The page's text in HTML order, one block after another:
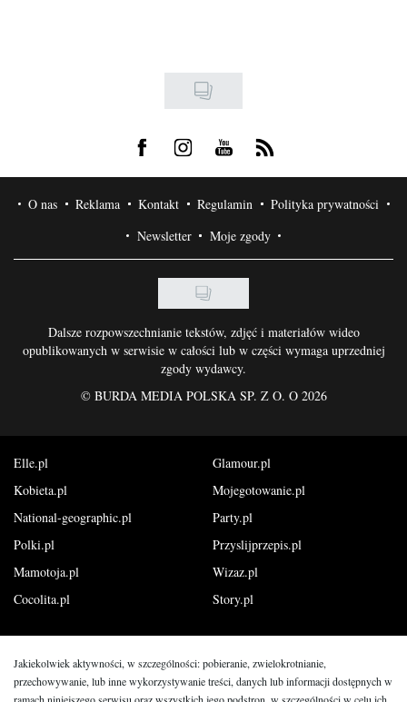
Visit us on Facebook
Visit us on Instagram
Visit us on Youtube
Visit us on Rss
O nas Reklama Kontakt Regulamin
Polityka prywatności
Newsletter
Moje zgody
Dalsze rozpowszechnianie tekstów, zdjęć i materiałów wideo
opublikowanych w serwisie w całości lub w części wymaga uprzedniej
zgody wydawcy.
©BURDA MEDIA POLSKA SP. Z O. O 2026
Elle.pl
Glamour.pl
Kobieta.pl
Mojegotowanie.pl
National-geographic.pl
Party.pl
Polki.pl
Przyslijprzepis.pl
Mamotoja.pl
Wizaz.pl
Cocolita.pl
Story.pl
Jakiekolwiek aktywności, w szczególności: pobieranie, zwielokrotnianie,
przechowywanie, lub inne wykorzystywanie treści, danych lub informacji dostępnych w